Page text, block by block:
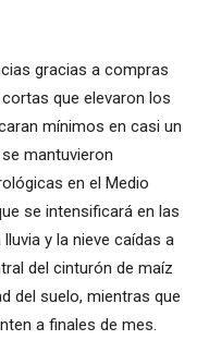
gracias a compras
que elevaron los
mínimos en casi un
mantuvieron
en el Medio
se intensificará en las
y la nieve caídas a
del cinturón de maíz
del suelo, mientras que
a finales de mes.